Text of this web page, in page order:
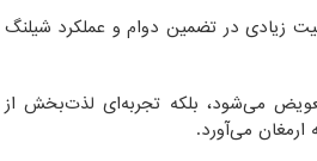
زیادی در تضمین دوام و عملکرد شیلنگ
می‌شود، بلکه تجربه‌ای لذت‌بخش از
ارمغان می‌آورد.